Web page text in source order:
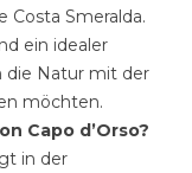
Costa Smeralda.
ein idealer
die Natur mit der
möchten.
Capo d’Orso?
in der